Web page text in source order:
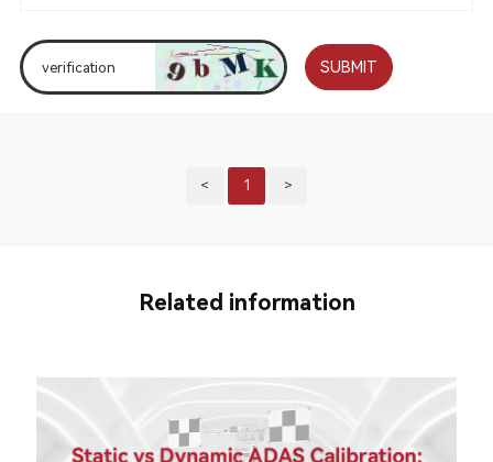
SUBMIT
< 1 >
Related information